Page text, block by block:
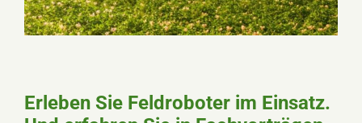
Erleben Sie Feldroboter im Einsatz.